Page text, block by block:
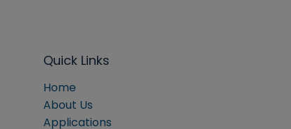
Quick Links
Home
About Us
Applications